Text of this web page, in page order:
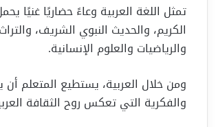
تمثل اللغة العربية وعاءً حضاريًا غنيًا
الكريم، والحديث النبوي الشريف،
والرياضيات والعلوم الإنسانية.
ومن خلال العربية، يستطيع المتعلم
والفكرية التي تعكس روح الثقافة